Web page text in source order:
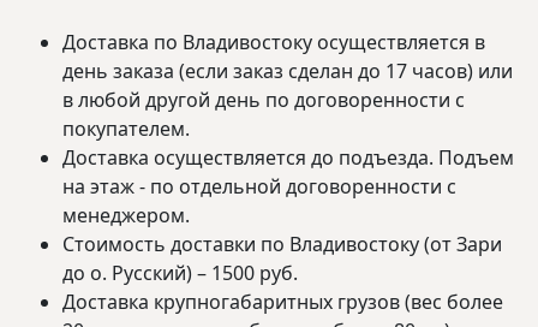
Доставка по Владивостоку осуществляется в
день заказа (если заказ сделан до 17 часов) или
в любой другой день по договоренности с
покупателем.
Доставка осуществляется до подъезда. Подъем
на этаж - по отдельной договоренности с
менеджером.
Стоимость доставки по Владивостоку (от Зари
до о. Русский) – 1500 руб.
Доставка крупногабаритных грузов (вес более